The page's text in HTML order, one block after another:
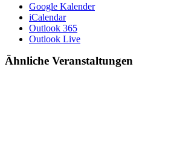
Google Kalender
iCalendar
Outlook 365
Outlook Live
Ähnliche Veranstaltungen